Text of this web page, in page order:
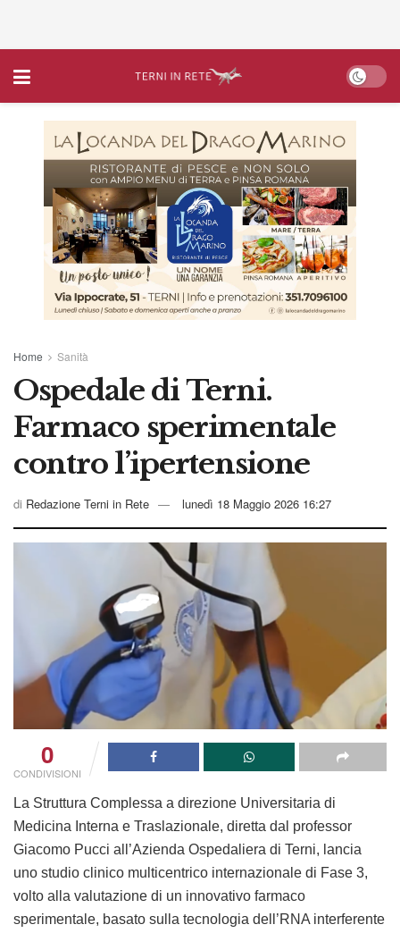
Home Sanità
Ospedale di Terni.
Farmaco sperimentale
contro l’ipertensione
di Redazione Terni in Rete lunedì 18 Maggio 2026 16:27
0
CONDIVISIONI
La Struttura Complessa a direzione Universitaria di
Medicina Interna e Traslazionale, diretta dal professor
Giacomo Pucci all’Azienda Ospedaliera di Terni, lancia
uno studio clinico multicentrico internazionale di Fase 3,
volto alla valutazione di un innovativo farmaco
sperimentale, basato sulla tecnologia dell’RNA interferente